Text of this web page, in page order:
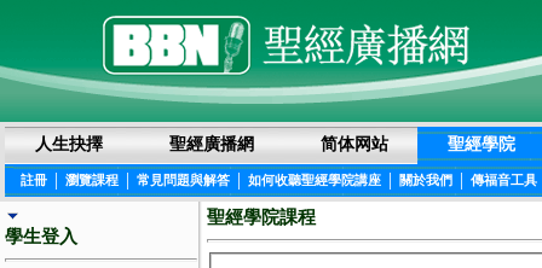
人生抉擇 聖經廣播網 简体网站 聖經學院
註冊 | 瀏覽課程 | 常見問題與解答 | 如何收聽聖經學院講座 | 關於我們 | 傳福音工具
學生登入
聖經學院課程